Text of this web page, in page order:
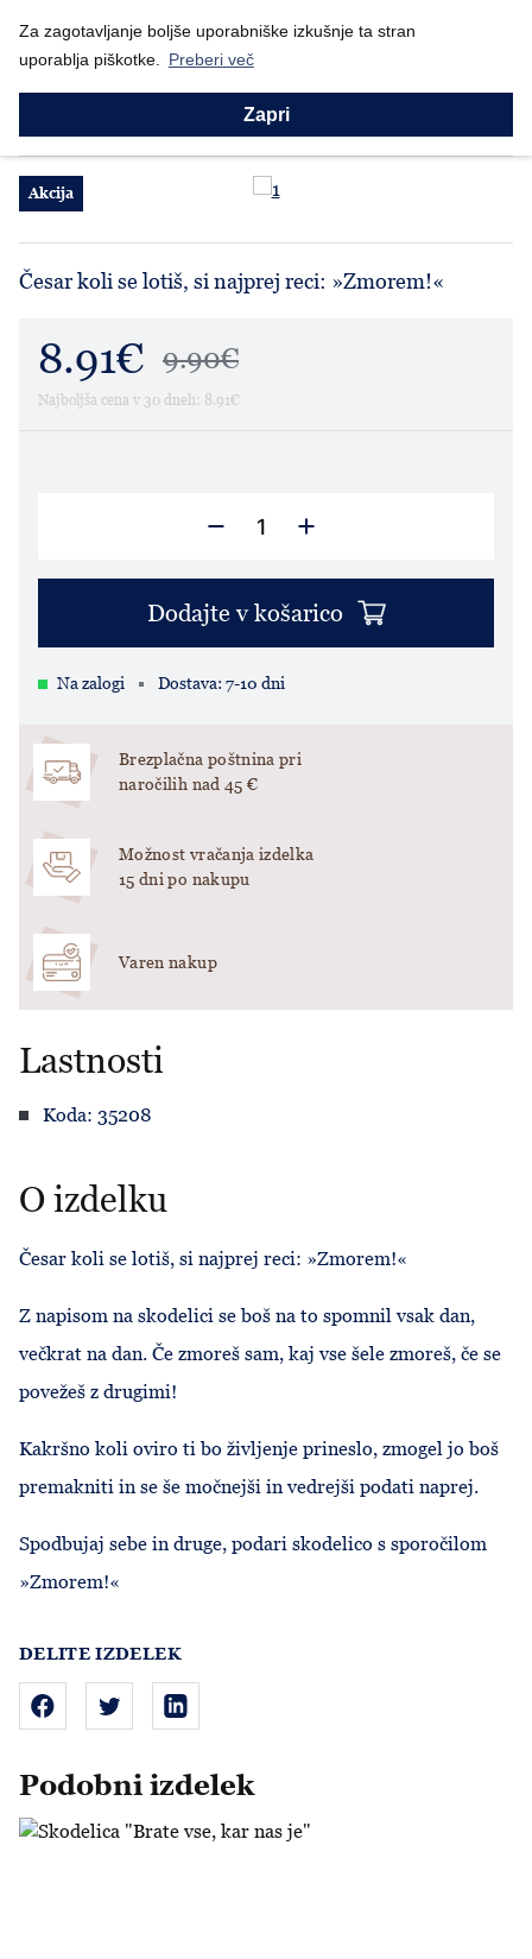
Za zagotavljanje boljše uporabniške izkušnje ta stran
uporablja piškotke.
Preberi več
Zapri
Nazaj
Prodajni program Za lepši dom Skodelice Skodelica "Zmorem!"
Skodelica "Zmorem!"
Akcija
Česar koli se lotiš, si najprej reci: »Zmorem!«
8.91€ 9.90€
Najboljša cena v 30 dneh: 8.91€
Dodajte v košarico
Na zalogi Dostava: 7-10 dni
Brezplačna poštnina pri
naročilih nad 45 €
Možnost vračanja izdelka
15 dni po nakupu
Varen nakup
DELITE IZDELEK
Lastnosti
Koda: 35208
O izdelku
Česar koli se lotiš, si najprej reci: »Zmorem!«
Z napisom na skodelici se boš na to spomnil vsak dan,
večkrat na dan. Če zmoreš sam, kaj vse šele zmoreš, če se
povežeš z drugimi!
Kakršno koli oviro ti bo življenje prineslo, zmogel jo boš
premakniti in se še močnejši in vedrejši podati naprej.
Spodbujaj sebe in druge, podari skodelico s sporočilom
»Zmorem!«
Podobni izdelek
Skodelica "Brate vse, kar nas je"